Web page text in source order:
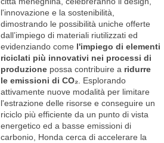
l'innovazione e la sostenibilità,
dimostrando le possibilità uniche offerte
dall’impiego di materiali riutilizzati ed
evidenziando come l'impiego di elementi
riciclati più innovativi nei processi di
produzione possa contribuire a ridurre
le emissioni di CO₂. Esplorando
attivamente nuove modalità per limitare
l'estrazione delle risorse e conseguire un
riciclo più efficiente da un punto di vista
energetico ed a basse emissioni di
carbonio, Honda cerca di accelerare la